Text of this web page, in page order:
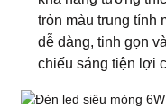
sâu, giúp phân tán
hoạt động ổn định
đó, chip LED bên
thọ thực tế trong